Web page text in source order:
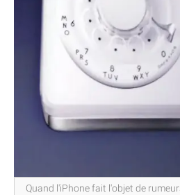
Quand l'iPhone fait l'objet de